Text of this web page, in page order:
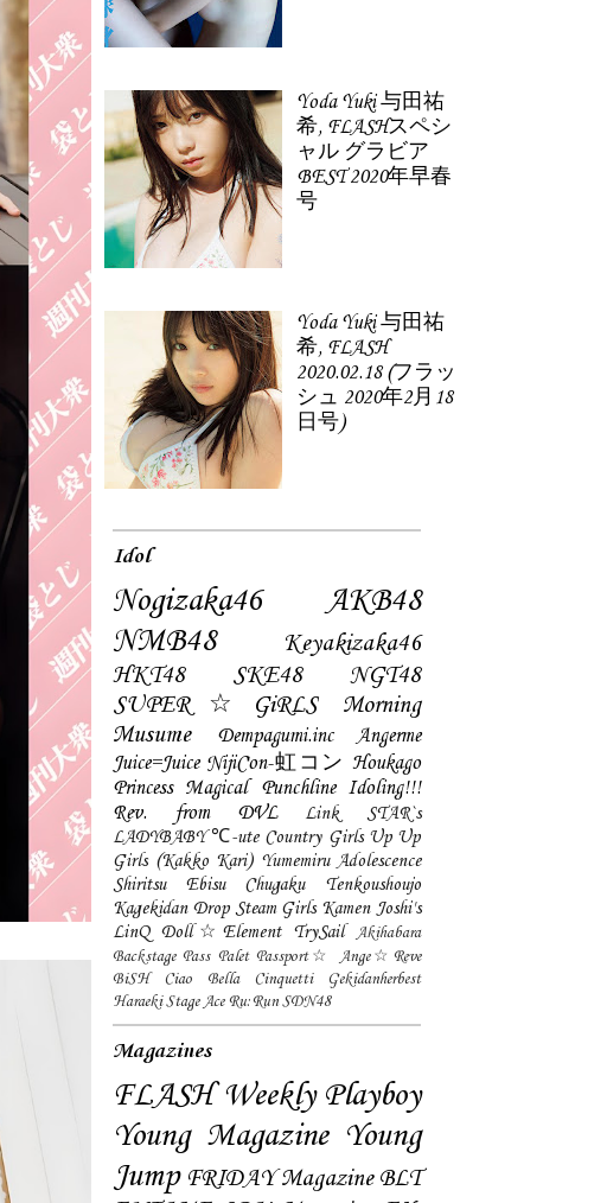
Yoda Yuki 与田祐
希, FLASHスペシ
ャル グラビア
BEST 2020年早春
号
Yoda Yuki 与田祐
希, FLASH
2020.02.18 (フラッ
シュ 2020年2月18
日号)
Idol
Nogizaka46
AKB48
NMB48
Keyakizaka46
HKT48
SKE48
NGT48
SUPER☆GiRLS
Morning
Musume
Dempagumi.inc
Angerme
Juice=Juice NijiCon-虹コン Houkago
Princess Magical Punchline Idoling!!!
Rev. from DVL
Link STAR`s
LADYBABY ℃-ute Country Girls Up Up
Girls (Kakko Kari) Yumemiru Adolescence
Shiritsu Ebisu Chugaku
Tenkoushoujo
Kagekidan Drop Steam Girls Kamen Joshi's
LinQ Doll☆Element TrySail
Akihabara
Backstage Pass Palet Passport☆
Ange☆Reve
BiSH
Ciao Bella Cinquetti
Gekidanherbest
Haraeki Stage Ace Ru:Run SDN48
Magazines
FLASH Weekly Playboy
Young Magazine Young
Jump FRIDAY Magazine BLT